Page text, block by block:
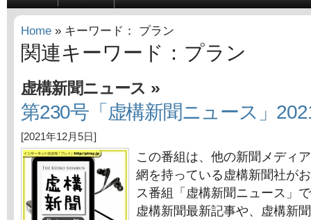
Home » キーワード： プラン
関連キーワード：プラン
虚構新聞ニュース »
第230号「虚構新聞ニュース」
[2021年12月5日]
この番組は、他の新聞メディ
網を持っている虚構新聞社が
ス番組「虚構新聞ニュース」
虚構新聞最新記事や、虚構新